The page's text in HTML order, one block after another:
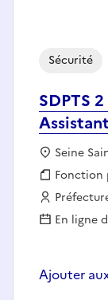
SDPTS
Sécurité
Seine
Fonction
Fonction
En ligne
Ajouter